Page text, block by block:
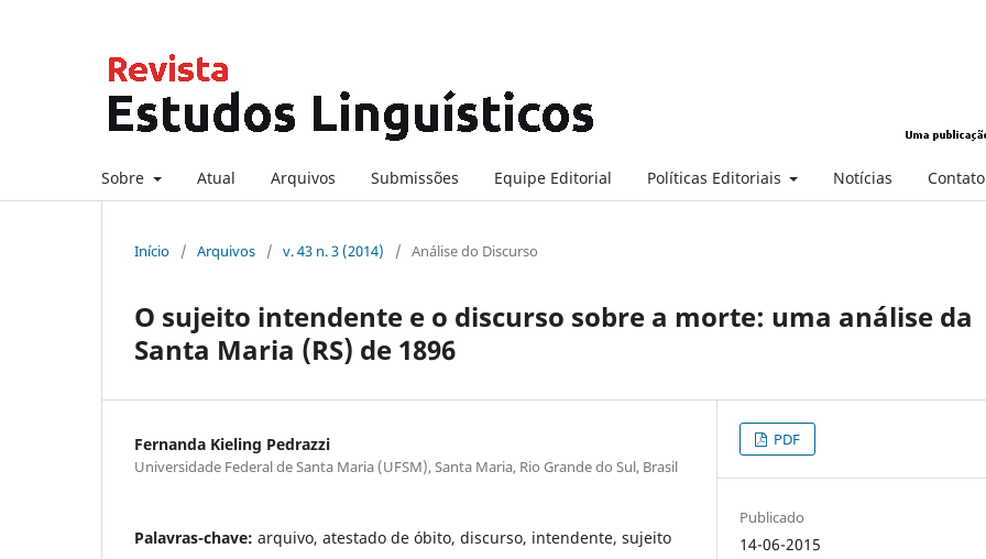
Sobre Atual Arquivos Submissões Equipe Editorial Políticas Editoriais Notícias Contato
Início / Arquivos / v. 43 n. 3 (2014) / Análise do Discurso
O sujeito intendente e o discurso sobre a morte: uma análise da
Santa Maria (RS) de 1896
Fernanda Kieling Pedrazzi
Universidade Federal de Santa Maria (UFSM), Santa Maria, Rio Grande do Sul, Brasil
Palavras-chave: arquivo, atestado de óbito, discurso, intendente, sujeito
PDF
Publicado
14-06-2015